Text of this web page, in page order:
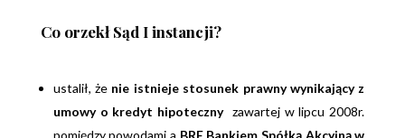
Co orzekł Sąd I instancji?
ustalił, że nie istnieje stosunek prawny wynikający z
umowy o kredyt hipotecznyzawartej w lipcu 2008r.
pomiędzy powodami a BRE Bankiem Spółką Akcyjną w